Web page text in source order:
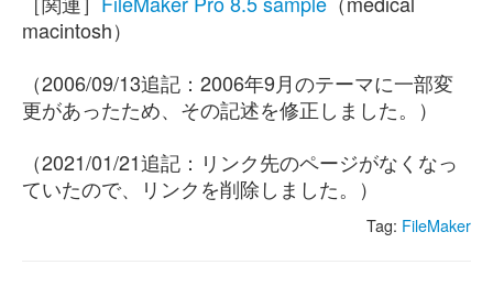
macintosh）
（2006/09/13追記：2006年9月のテーマに一部変
更があったため、その記述を修正しました。）
（2021/01/21追記：リンク先のページがなくなっ
ていたので、リンクを削除しました。）
Tag: FileMaker